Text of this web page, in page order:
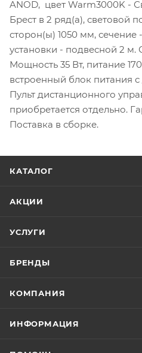
ANOD, цвет Warm3000K -
Брест в 2 ряд(а), световой
сторон(ы) 1050 мм, сечение
установки - подвесной 2 м.
Мощность 35 Вт, питание
встроенный блок питания
Пульт дистанционного
приобретается отдельно.
Поставка в сборке.
КАТАЛОГ
АКЦИИ
УСЛУГИ
БРЕНДЫ
КОМПАНИЯ
ИНФОРМАЦИЯ